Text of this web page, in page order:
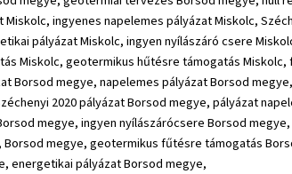
ingyenes napelemes pályázat Miskolc,
pályázat Miskolc, ingyen nyílászáró csere
Miskolc, geotermikus hűtésre támogatás
Borsod megye, napelemes pályázat Borsod
2020 pályázat Borsod megye, pályázat
megye, ingyen nyílászárócsere Borsod
megye, geotermikus fűtésre támogatás
energetikai pályázat Borsod megye,